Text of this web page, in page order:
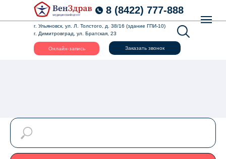
Онлайн-запись
г. Ульяновск, ул. Л. Толстого, д. 38/16 (здание ГПИ-10)
Заказать звонок
8 (8422) 777-888
г. Димитровград, ул. Братская, 23